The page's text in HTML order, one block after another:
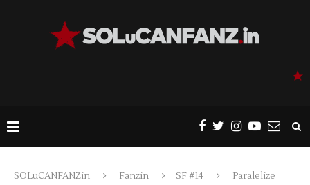
SOLuCANFANZin Fanzin SF #14
Paralelize